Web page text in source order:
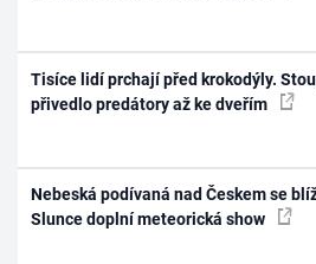
Tisíce lidí prchají před krokodýly.
přivedlo predátory až ke dveřím
Nebeská podívaná nad Českem se
Slunce doplní meteorická show